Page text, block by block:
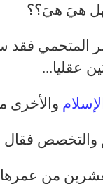
هيَ هيَ؟؟
المتحمي فقد
عقليا...
الإسلام والأخرى
والتخصص
من